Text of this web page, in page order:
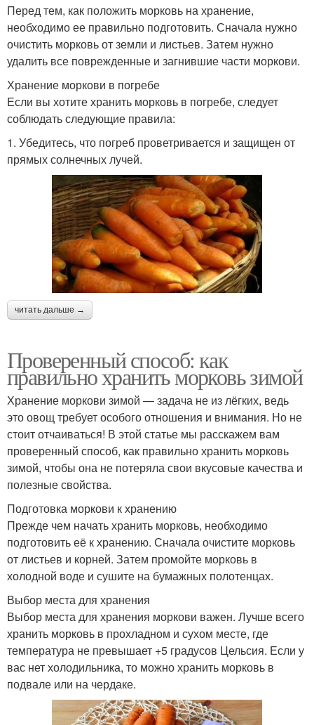
Перед тем, как положить морковь на хранение,
необходимо ее правильно подготовить. Сначала нужно
очистить морковь от земли и листьев. Затем нужно
удалить все поврежденные и загнившие части моркови.
Хранение моркови в погребе
Если вы хотите хранить морковь в погребе, следует
соблюдать следующие правила:
1. Убедитесь, что погреб проветривается и защищен от
прямых солнечных лучей.
читать дальше →
Проверенный способ: как
правильно хранить морковь зимой
Хранение моркови зимой — задача не из лёгких, ведь
это овощ требует особого отношения и внимания. Но не
стоит отчаиваться! В этой статье мы расскажем вам
проверенный способ, как правильно хранить морковь
зимой, чтобы она не потеряла свои вкусовые качества и
полезные свойства.
Подготовка моркови к хранению
Прежде чем начать хранить морковь, необходимо
подготовить её к хранению. Сначала очистите морковь
от листьев и корней. Затем промойте морковь в
холодной воде и сушите на бумажных полотенцах.
Выбор места для хранения
Выбор места для хранения моркови важен. Лучше всего
хранить морковь в прохладном и сухом месте, где
температура не превышает +5 градусов Цельсия. Если у
вас нет холодильника, то можно хранить морковь в
подвале или на чердаке.